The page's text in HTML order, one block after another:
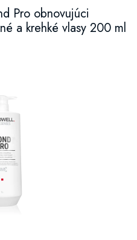
Pro obnovujúci
a krehké vlasy 200 ml